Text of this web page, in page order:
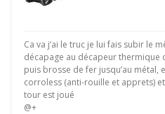
Ca va j’ai le truc je lui fais subir le
décapage au décapeur thermique
puis brosse de fer jusqu’au métal,
corroless (anti-rouille et apprets)
tour est joué
@+